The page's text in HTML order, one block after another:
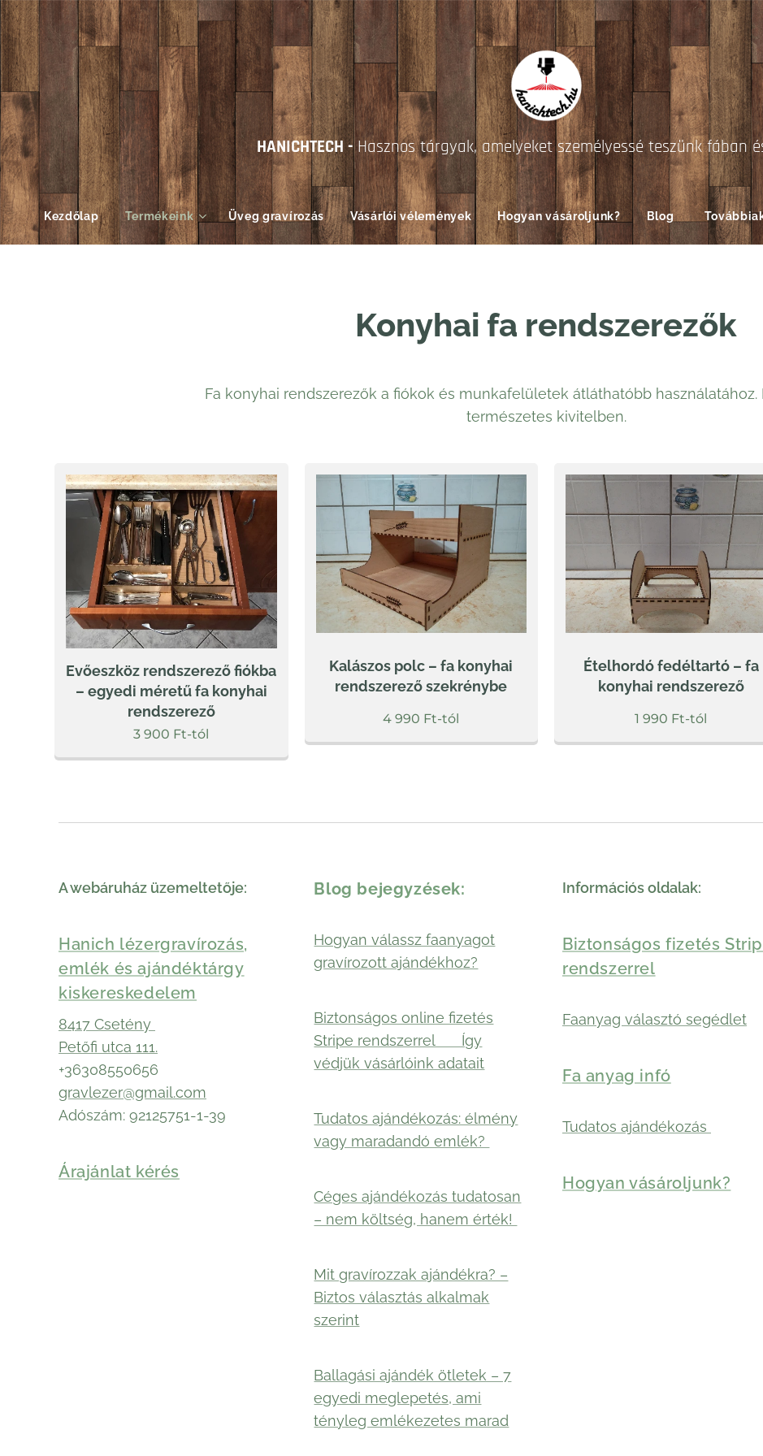
HANICHTECH -Hasznos tárgyak, amelyeket személyessé teszünk fában
Kezdőlap Termékeink Üveg gravírozás Vásárlói vélemények Hogyan vásároljunk? Blog
Konyhai fa rendszerezők
Fa konyhai rendszerezők a fiókok és munkafelületek átláthatóbb használatához.
természetes kivitelben.
Evőeszköz rendszerező fiókba
– egyedi méretű fa konyhai
rendszerező
3 900 Ft-tól
Kalászos polc – fa konyhai
rendszerező szekrénybe
4 990 Ft-tól
Ételhordó fedéltartó – fa
konyhai rendszerező
1 990 Ft-tól
A webáruház üzemeltetője:
Hanich lézergravírozás,
emlék és ajándéktárgy
kiskereskedelem
8417 Csetény
Petőfi utca 111.
+36308550656
gravlezer@gmail.com
Adószám: 92125751-1-39
Árajánlat kérés
Blog bejegyzések:
Hogyan válassz faanyagot
gravírozott ajándékhoz?
Biztonságos online fizetés
Stripe rendszerrel 🛡️ Így
védjük vásárlóink adatait
Tudatos ajándékozás: élmény
vagy maradandó emlék?
Céges ajándékozás tudatosan
– nem költség, hanem érték!
Mit gravírozzak ajándékra? –
Biztos választás alkalmak
szerint
Ballagási ajándék ötletek – 7
egyedi meglepetés, ami
tényleg emlékezetes marad
Információs oldalak:
Biztonságos fizetés
rendszerrel
Faanyag választó segédlet
Fa anyag infó
Tudatos ajándékozás
Hogyan vásároljunk?